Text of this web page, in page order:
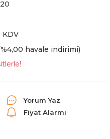
KDV
havale indirimi)
Yorum Yaz
Fiyat Alarmı